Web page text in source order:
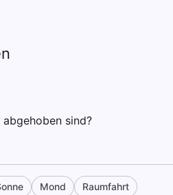
sind?
Mond Raumfahrt